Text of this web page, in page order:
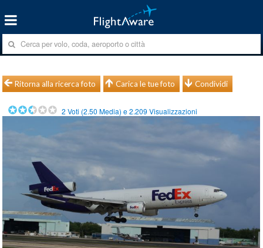
Ritorna alla ricerca foto Carica le tue foto Condividi
2 Voti (2.50 Media) e2.209 Visualizzazioni